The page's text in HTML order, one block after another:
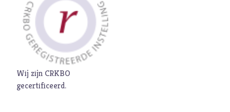
Wij zijn CRKBO
gecertificeerd.